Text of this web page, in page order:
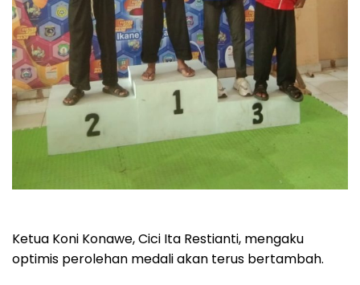
Ketua Koni Konawe, Cici Ita Restianti, mengaku
optimis perolehan medali akan terus bertambah.